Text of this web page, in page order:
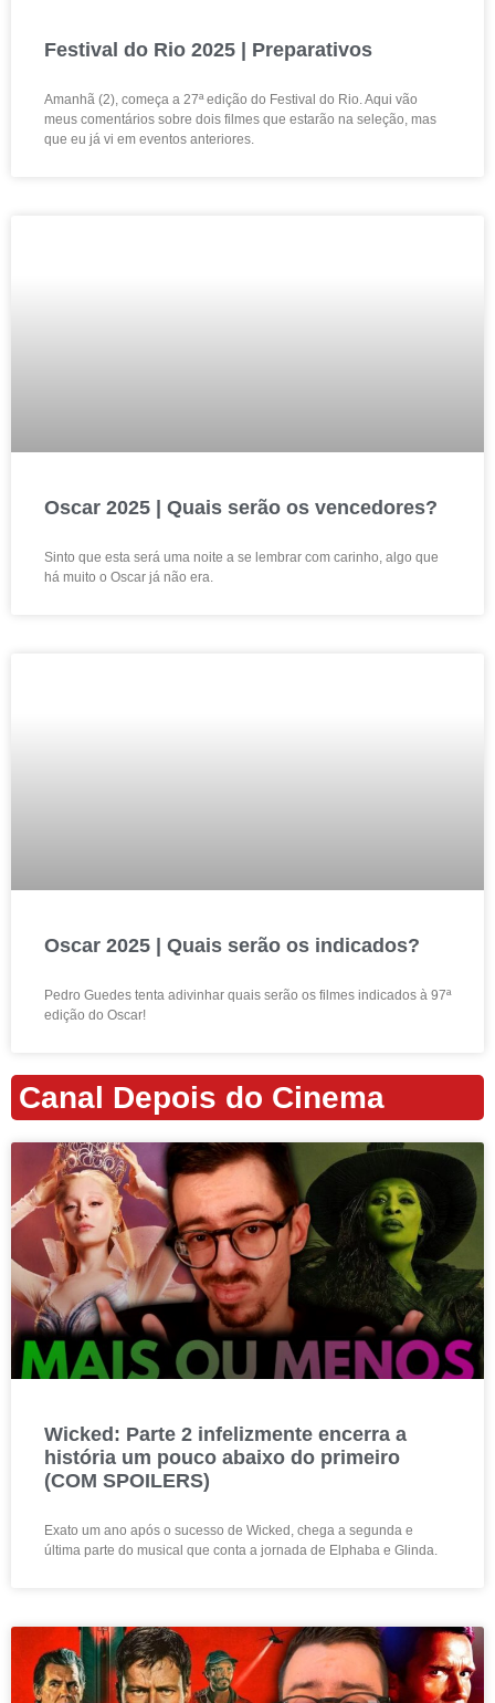
Festival do Rio 2025 | Preparativos
Amanhã (2), começa a 27ª edição do Festival do Rio. Aqui vão
meus comentários sobre dois filmes que estarão na seleção, mas
que eu já vi em eventos anteriores.
Oscar 2025 | Quais serão os vencedores?
Sinto que esta será uma noite a se lembrar com carinho, algo que
há muito o Oscar já não era.
Oscar 2025 | Quais serão os indicados?
Pedro Guedes tenta adivinhar quais serão os filmes indicados à 97ª
edição do Oscar!
Canal Depois do Cinema
Wicked: Parte 2 infelizmente encerra a
história um pouco abaixo do primeiro
(COM SPOILERS)
Exato um ano após o sucesso de Wicked, chega a segunda e
última parte do musical que conta a jornada de Elphaba e Glinda.